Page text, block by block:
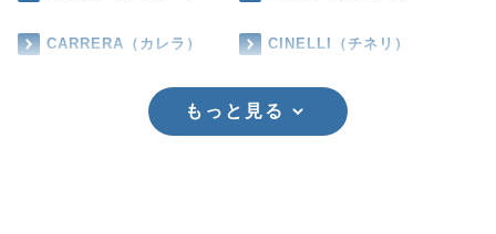
CARRERA（カレラ） CINELLI（チネリ）
もっと見る